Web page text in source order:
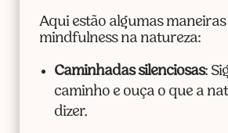
Aqui estão algumas
mindfulness na natureza:
Caminhadas silenciosas:
caminho e ouça o que a
dizer.